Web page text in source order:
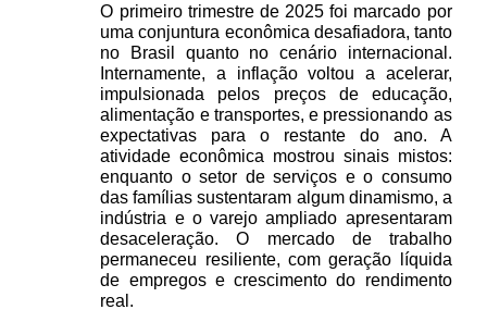
O primeiro trimestre de 2025 foi marcado por
uma conjuntura econômica desafiadora, tanto
no Brasil quanto no cenário internacional.
Internamente, a inflação voltou a acelerar,
impulsionada pelos preços de educação,
alimentação e transportes, e pressionando as
expectativas para o restante do ano. A
atividade econômica mostrou sinais mistos:
enquanto o setor de serviços e o consumo
das famílias sustentaram algum dinamismo, a
indústria e o varejo ampliado apresentaram
desaceleração. O mercado de trabalho
permaneceu resiliente, com geração líquida
de empregos e crescimento do rendimento
real.